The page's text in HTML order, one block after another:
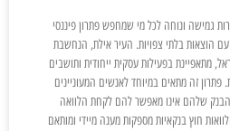
גמישה ונוחה לכל מי שמחפש פתרון פיננסי
עם הוצאות בלתי צפויות. העיר אילת, הנחשבת
מתאפיינת בפעילות עסקית ייחודית ותושבים
פתרון זה מתאים במיוחד לאנשים המעוניינים
שלהם אינו מאפשר להם לקחת הלוואה
חוץ בנקאיות מספקות מענה מיידי ומותאם